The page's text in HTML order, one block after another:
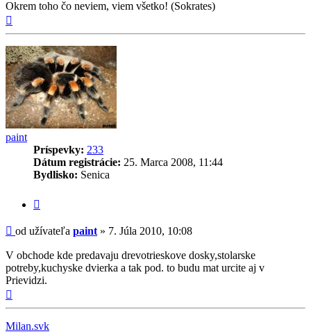
Okrem toho čo neviem, viem všetko! (Sokrates)
paint
Príspevky: 233
Dátum registrácie: 25. Marca 2008, 11:44
Bydlisko: Senica
Príspevok
od užívateľa paint » 7. Júla 2010, 10:08
V obchode kde predavaju drevotrieskove dosky,stolarske
potreby,kuchyske dvierka a tak pod. to budu mat urcite aj v
Prievidzi.
Milan.svk